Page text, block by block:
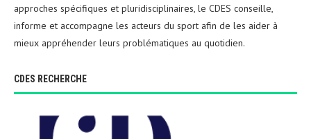
approches spécifiques et pluridisciplinaires, le CDES conseille,
informe et accompagne les acteurs du sport afin de les aider à
mieux appréhender leurs problématiques au quotidien.
CDES RECHERCHE